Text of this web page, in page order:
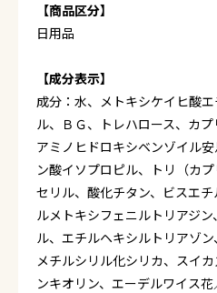
【商品区分】
日用品
【成分表示】
成分：水、メトキシケイヒ酸
ル、ＢＧ、トレハロース、カ
アミノヒドロキシベンゾイル
ン酸イソプロピル、トリ（カ
セリル、酸化チタン、ビスエ
ルメトキシフェニルトリアジ
ル、エチルヘキシルトリアゾ
メチルシリル化シリカ、スイ
ンキオリン、エーデルワイス